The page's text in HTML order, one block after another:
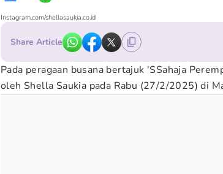
Instagram.com/shellasaukia.co.id
Share Article
Pada peragaan busana bertajuk 'SSahaja
oleh Shella Saukia pada Rabu (27/2/2025) di